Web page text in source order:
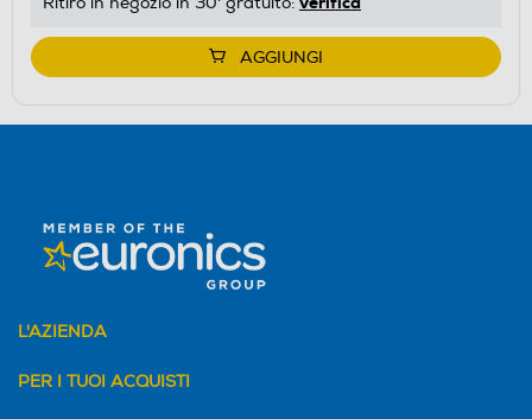
AGGIUNGI
L'AZIENDA
PER I TUOI ACQUISTI